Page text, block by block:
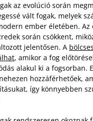
az evolúció során
vált fogak, melyek
ember életében. Az
során csökkent,
jelentősen. A
, amikor a fog
alakul ki a fogsorban.
hozzáférhetőek,
így könnyebben